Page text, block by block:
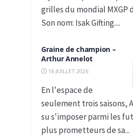
grilles du mondial MXGP
Son nom: Isak Gifting....
Graine de champion –
Arthur Annelot
16 JUILLET 2026
En l'espace de
seulement trois saisons,
su s'imposer parmi les
plus prometteurs de sa...